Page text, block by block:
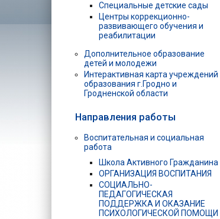
Специальные детские сады
Центры коррекционно-
развивающего обучения и
реабилитации
Дополнительное образование
детей и молодежи
Интерактивная карта учреждений
образования г.Гродно и
Гродненской области
Направления работы
Воспитательная и социальная
работа
Школа Активного Гражданина
ОРГАНИЗАЦИЯ ВОСПИТАНИЯ
СОЦИАЛЬНО-
ПЕДАГОГИЧЕСКАЯ
ПОДДЕРЖКА И ОКАЗАНИЕ
ПСИХОЛОГИЧЕСКОЙ ПОМОЩИ